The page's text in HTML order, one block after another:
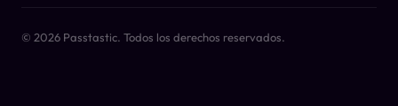
© 2026 Passtastic. Todos los derechos reservados.